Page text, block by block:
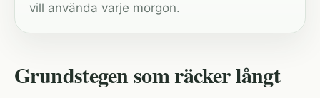
vill använda varje morgon.
Grundstegen som räcker långt